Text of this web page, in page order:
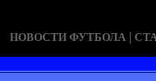
НОВОСТИ ФУТБОЛА |